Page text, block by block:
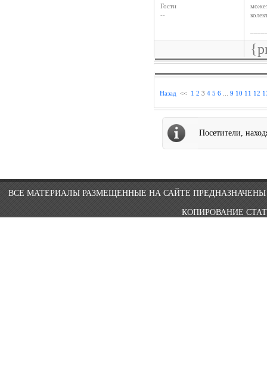
Гости
--
Назад << 1 2 3 4 5 6 9 10 11 12
Посетители,
ВСЕ МАТЕРИАЛЫ РАЗМЕЩЕННЫЕ НА САЙТЕ
КОПИРОВАНИЕ